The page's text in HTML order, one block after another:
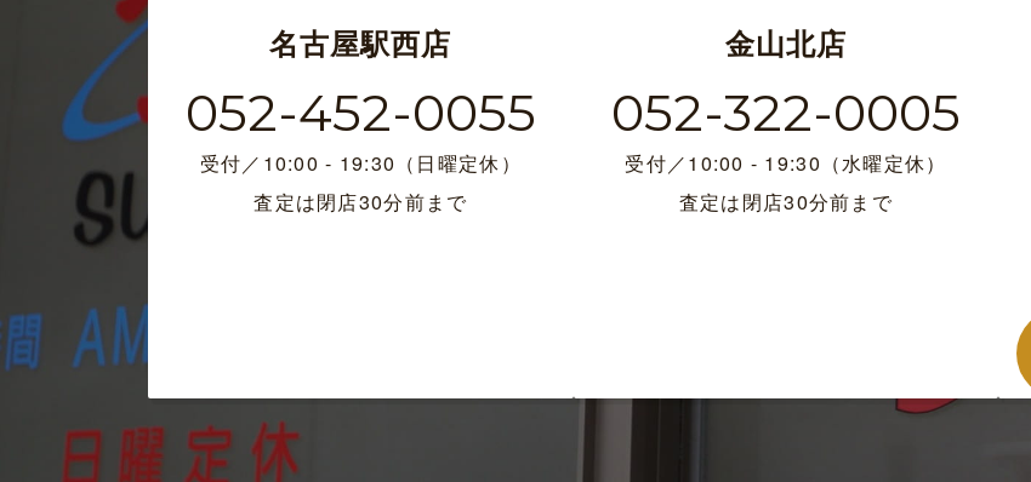
名古屋駅西店
052-452-0055
受付／10:00 - 19:30（日曜定休）
査定は閉店30分前まで
金山北店
052-322-0005
受付／10:00 - 19:30（水曜定休）
査定は閉店30分前まで